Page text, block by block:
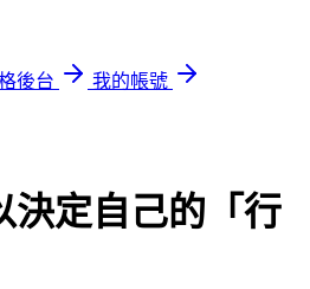
後台
我的帳號
決定自己的「行